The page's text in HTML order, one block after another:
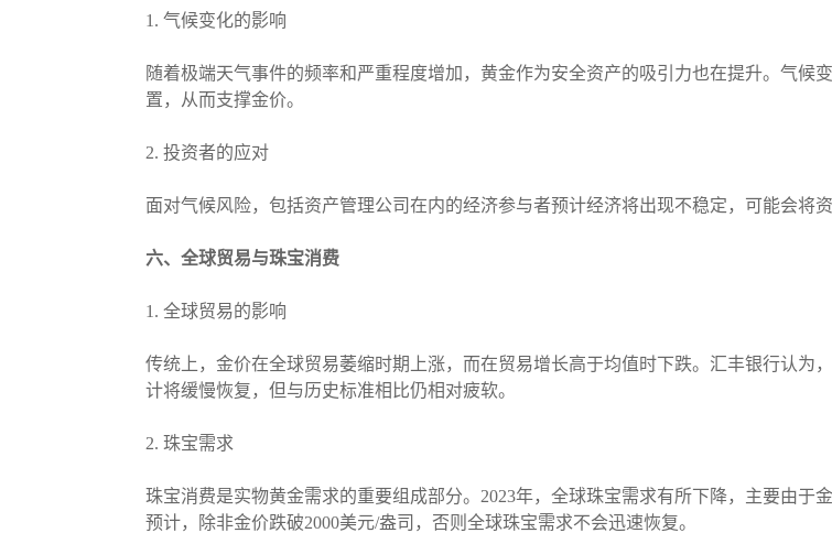
1. 气候变化的影响
随着极端天气事件的频率和严重程度增加，黄金作为安全资产的吸引力也在提升。气候
置，从而支撑金价。
2. 投资者的应对
面对气候风险，包括资产管理公司在内的经济参与者预计经济将出现不稳定，可能会将
六、全球贸易与珠宝消费
1. 全球贸易的影响
传统上，金价在全球贸易萎缩时期上涨，而在贸易增长高于均值时下跌。汇丰银行认为
计将缓慢恢复，但与历史标准相比仍相对疲软。
2. 珠宝需求
珠宝消费是实物黄金需求的重要组成部分。2023年，全球珠宝需求有所下降，主要由
预计，除非金价跌破2000美元/盎司，否则全球珠宝需求不会迅速恢复。